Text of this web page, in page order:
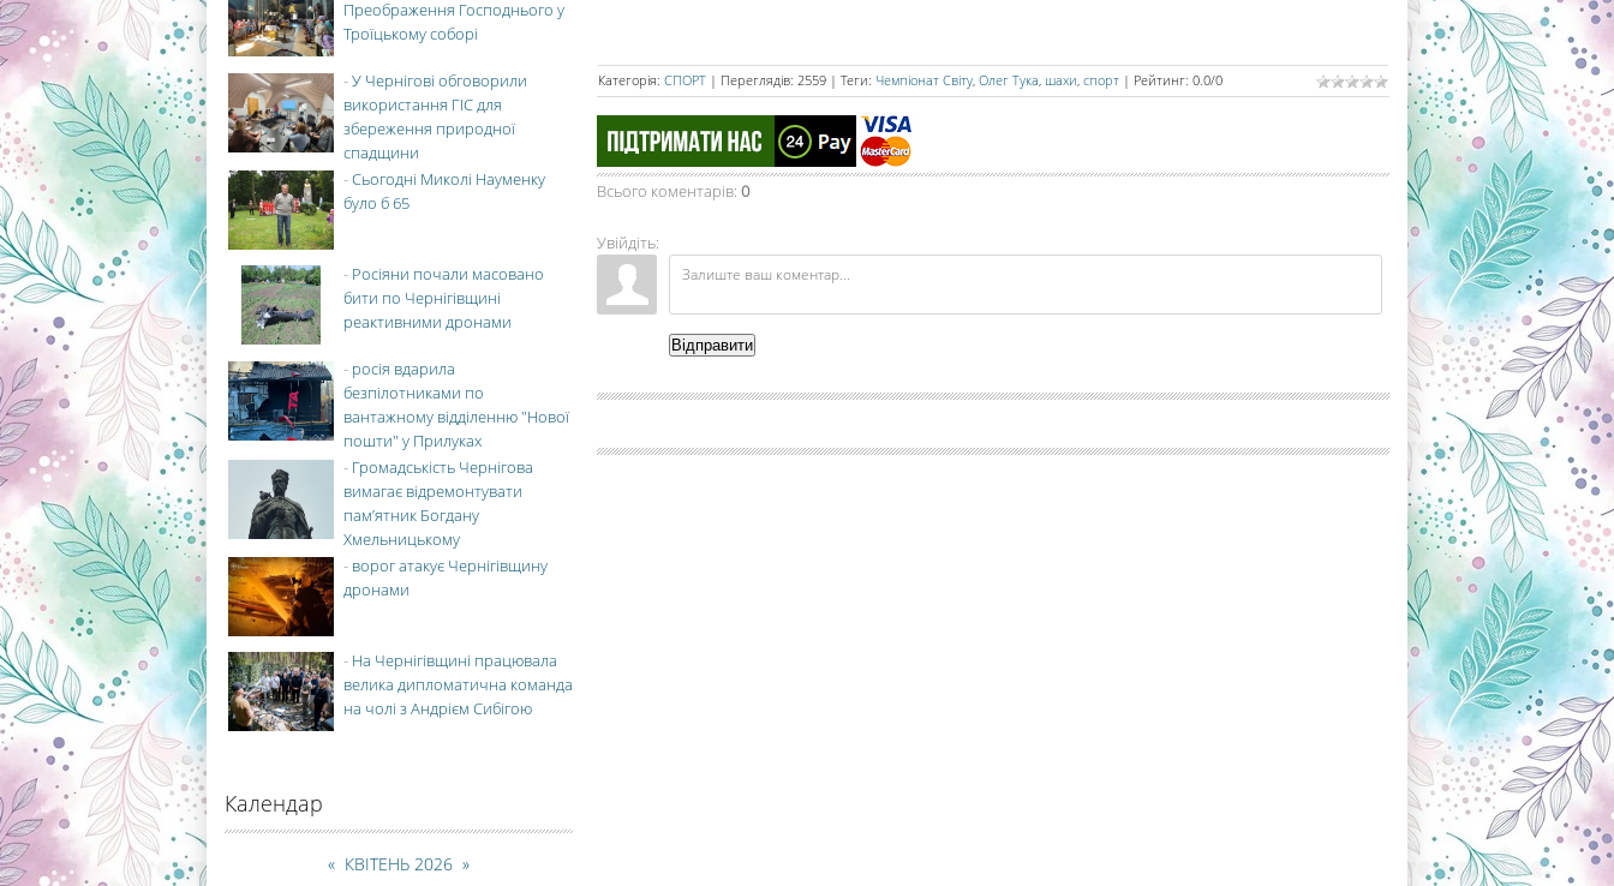
Категорія: СПОРТ | Переглядів: 2559 | Теги: Чемпіонат Світу, Олег Тука, шахи, спорт | Рейтинг: 0.0/0
Всього коментарів: 0
Увійдіть:
Відправити
Преображення Господнього у
Троїцькому соборі
-У Чернігові обговорили
використання ГІС для
збереження природної
спадщини
-Сьогодні Миколі Науменку
було б 65
- Росіяни почали масовано
бити по Чернігівщині
реактивними дронами
- росія вдарила
безпілотниками по
вантажному відділенню "Нової
пошти" у Прилуках
- Громадськість Чернігова
вимагає відремонтувати
пам’ятник Богдану
Хмельницькому
- ворог атакує Чернігівщину
дронами
- На Чернігівщині працювала
велика дипломатична команда
на чолі з Андрієм Сибігою
Календар
« КВІТЕНЬ 2026 »